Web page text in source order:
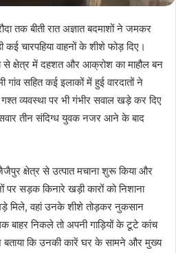
तक बीती रात अज्ञात बदमाशों ने जमकर
चारपहिया वाहनों के शीशे फोड़ दिए।
से क्षेत्र में दहशत और आक्रोश का माहौल बन
सहित कई इलाकों में हुई वारदातों ने
गश्त व्यवस्था पर भी गंभीर सवाल खड़े कर दिए
तीन संदिग्ध युवक नजर आने के बाद
क्षेत्र से उत्पात मचाना शुरू किया और
सड़क किनारे खड़ी कारों को निशाना
खड़े मिले, वहां उनके शीशे तोड़कर नुकसान
बाहर निकले तो अपनी गाड़ियों के टूटे कांच
कि उनकी कारें घर के सामने और मुख्य